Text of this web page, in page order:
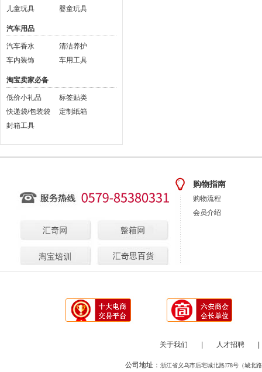
儿童玩具
婴童玩具
汽车用品
汽车香水
清洁养护
车内装饰
车用工具
淘宝卖家必备
低价小礼品
标签贴类
快递袋/包装袋
定制纸箱
封箱工具
购物指南
购物流程
会员介绍
关于我们 人才招聘
公司地址： 浙江省义乌市后宅城北路J78号（城北